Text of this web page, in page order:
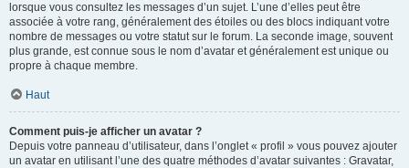
lorsque vous consultez les messages d’un sujet. L’une d’elles peut être
associée à votre rang, généralement des étoiles ou des blocs indiquant votre
nombre de messages ou votre statut sur le forum. La seconde image, souvent
plus grande, est connue sous le nom d’avatar et généralement est unique ou
propre à chaque membre.
Haut
Comment puis-je afficher un avatar ?
Depuis votre panneau d’utilisateur, dans l’onglet « profil » vous pouvez ajouter
un avatar en utilisant l’une des quatre méthodes d’avatar suivantes : Gravatar,